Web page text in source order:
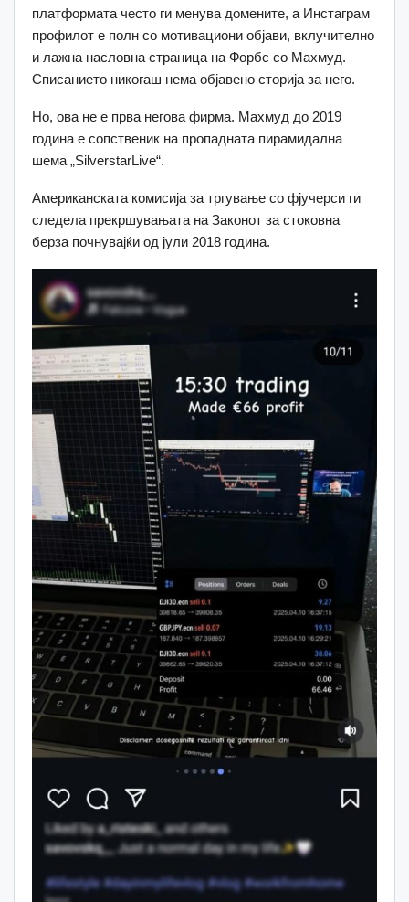
платформата често ги менува домените, а Инстаграм
профилот е полн со мотивациони објави, вклучително
и лажна насловна страница на Форбс со Махмуд.
Списанието никогаш нема објавено сторија за него.
Но, ова не е прва негова фирма. Махмуд до 2019
година е сопственик на пропадната пирамидална
шема „SilverstarLive“.
Американската комисија за тргување со фјучерси ги
следела прекршувањата нa Законот за стоковна
берза почнувајќи од јули 2018 година.